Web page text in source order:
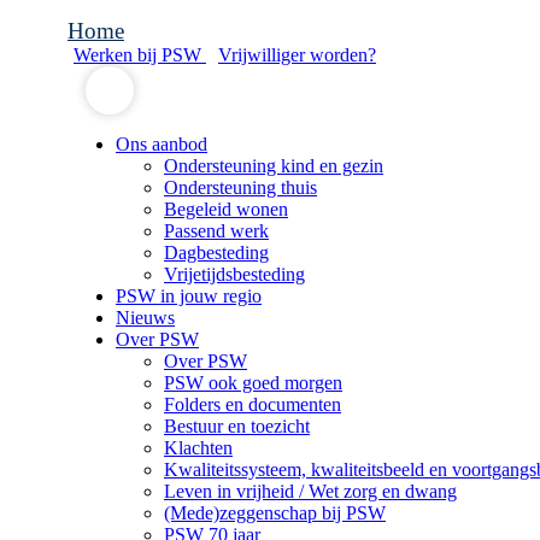
Home
Werken bij PSW Vrijwilliger worden?
Ons aanbod
Ondersteuning kind en gezin
Ondersteuning thuis
Begeleid wonen
Passend werk
Dagbesteding
Vrijetijdsbesteding
PSW in jouw regio
Nieuws
Over PSW
Over PSW
PSW ook goed morgen
Folders en documenten
Bestuur en toezicht
Klachten
Kwaliteitssysteem, kwaliteitsbeeld en
Leven in vrijheid / Wet zorg en dwang
(Mede)zeggenschap bij PSW
PSW 70 jaar